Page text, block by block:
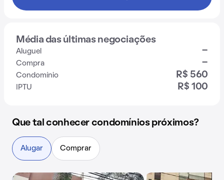
Média das últimas negociações
Aluguel -
Compra -
Condomínio R$ 560
IPTU R$ 100
Que tal conhecer condomínios próximos?
Alugar Comprar